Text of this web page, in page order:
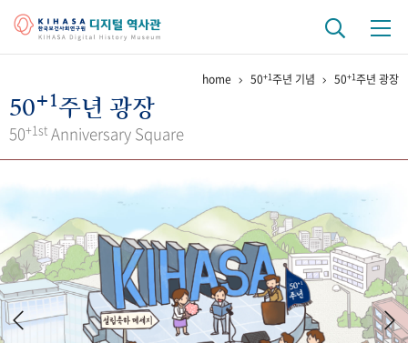
걸어온 길 기관 변천사
키워드로 보는 연구 역사
연구자들
간행물 변천사
기록물 아카이브
사진 아카이브 문서 기록물 행정박물 영상 기록물
home 50+1주년 기념 50+1주년 광장
50+1주년 광장
50+1st Anniversary Square